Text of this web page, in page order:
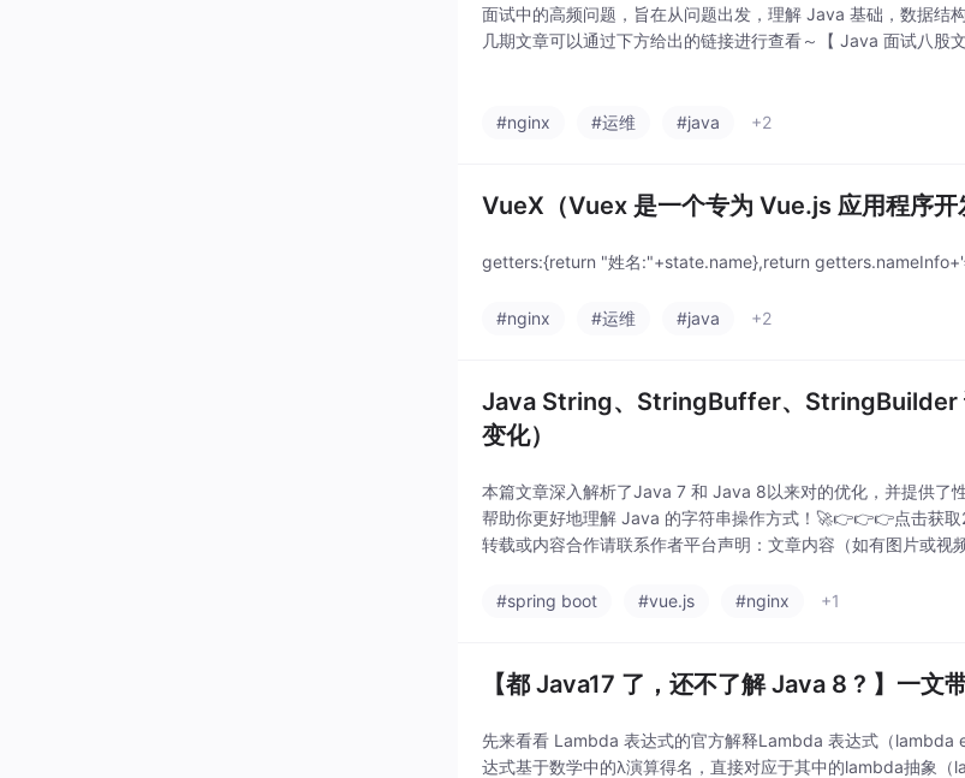
面试中的高频问题，旨在从问题出发，理解 Java 基础，数据结
几期文章可以通过下方给出的链接进行查看～【 Java 面试八股
#nginx #运维 #java +2
VueX（Vuex 是一个专为 Vue.js 应用程序开
getters:{return "姓名:"+state.name},return
#nginx #运维 #java +2
Java String、StringBuffer、StringBuilder
变化）
本篇文章深入解析了Java 7 和 Java 8以来对的优化，并提供了
帮助你更好地理解 Java 的字符串操作方式！🚀👉👉👉点击获
转载或内容合作请联系作者平台声明：文章内容（如有图片或视
#spring boot
#vue.js #nginx +1
【都 Java17 了，还不了解 Java 8 ? 】一文
先来看看 Lambda 表达式的官方解释Lambda 表达式（lambda
达式基于数学中的λ演算得名，直接对应于其中的lambda抽象